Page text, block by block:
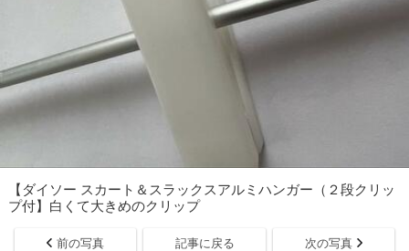
【ダイソー スカート＆スラックスアルミハンガー（２段クリッ
プ付】白くて大きめのクリップ
前の写真 記事に戻る 次の写真